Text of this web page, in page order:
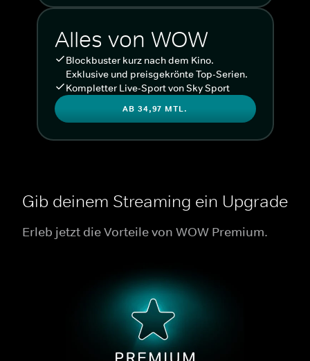
Alles von WOW
Blockbuster kurz nach dem Kino.
Exklusive und preisgekrönte Top-Serien.
Kompletter Live-Sport von Sky Sport
AB 34,97 MTL.
Gib deinem Streaming ein Upgrade
Erleb jetzt die Vorteile von WOW Premium.